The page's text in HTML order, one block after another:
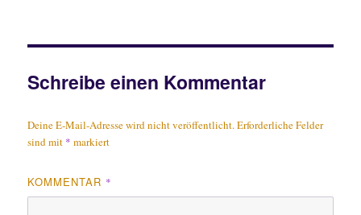
Schreibe einen Kommentar
Deine E-Mail-Adresse wird nicht veröffentlicht.Erforderliche Felder
sind mit * markiert
KOMMENTAR *